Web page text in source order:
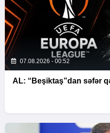
07.08.2026 - 00:52
AL: “Beşiktaş”dan səfər